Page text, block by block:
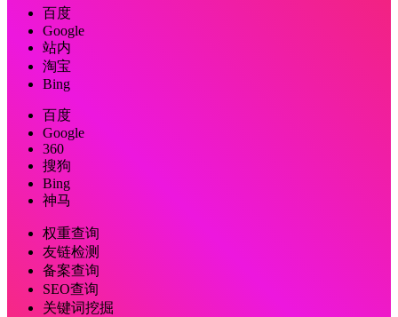
百度
Google
站内
淘宝
Bing
百度
Google
360
搜狗
Bing
神马
权重查询
友链检测
备案查询
SEO查询
关键词挖掘